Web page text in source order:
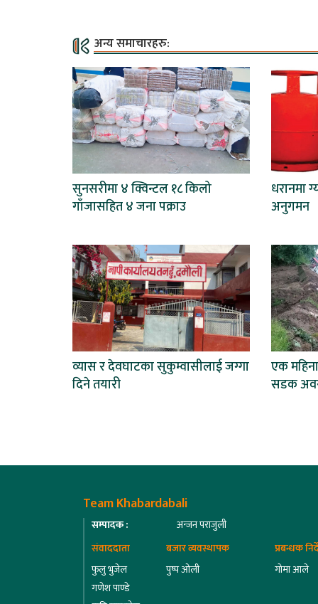
अन्य समाचारहरु:
सुनसरीमा ४ क्विन्टल १८ किलो
गाँजासहित ४ जना पक्राउ
धरानमा
अनुगमन
व्यास र देवघाटका सुकुम्वासीलाई जग्गा
दिने तयारी
एक
सडक
Team Khabardabali
सम्पादक :
अन्जन पराजुली
संवाददाता
फुलु भुजेल
गणेश पाण्डे
बजार व्यवस्थापक
पुष्प ओली
प्रबन्धक
गोमा आले